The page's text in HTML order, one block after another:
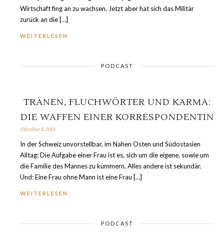
Wirtschaft fing an zu wachsen. Jetzt aber hat sich das Militär
zurück an die […]
WEITERLESEN
PODCAST
TRÄNEN, FLUCHWÖRTER UND KARMA:
DIE WAFFEN EINER KORRESPONDENTIN
Oktober 8, 2021
In der Schweiz unvorstellbar, im Nahen Osten und Südostasien
Alltag: Die Aufgabe einer Frau ist es, sich um die eigene, sowie um
die Familie des Mannes zu kümmern. Alles andere ist sekundär.
Und: Eine Frau ohne Mann ist eine Frau […]
WEITERLESEN
PODCAST